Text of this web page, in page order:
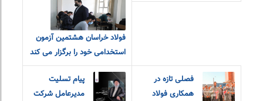
فولاد خراسان هشتمین آزمون
استخدامی خود را برگزار می کند
فصلی تازه در
همکاری فولاد
پیام تسلیت
مدیرعامل شرکت